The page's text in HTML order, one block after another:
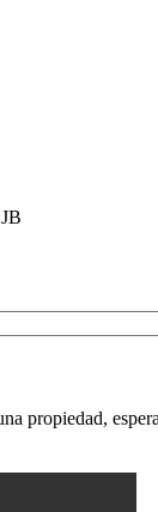
propiedad,